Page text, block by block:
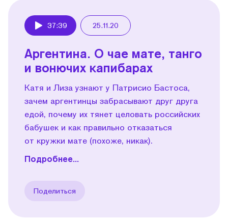
37:39 25.11.20
Аргентина. О чае мате, танго
и вонючих капибарах
Катя и Лиза узнают у Патрисио Бастоса,
зачем аргентинцы забрасывают друг друга
едой, почему их тянет целовать российских
бабушек и как правильно отказаться
от кружки мате (похоже, никак).
Подробнее...
Поделиться